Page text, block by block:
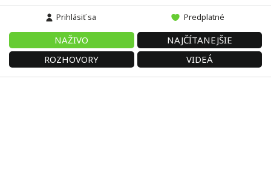
Prihlásiť sa Predplatné
NAŽIVO
NAJČÍTANEJŠIE
ROZHOVORY
VIDEÁ